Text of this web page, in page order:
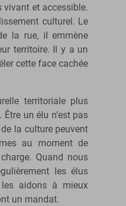
vivant et accessible.
culturel. Le
la rue, il emmène
territoire. Il y a un
cette face cachée
territoriale plus
un élu n’est pas
la culture peuvent
au moment de
Quand nous
les élus
les aidons à mieux
un mandat.